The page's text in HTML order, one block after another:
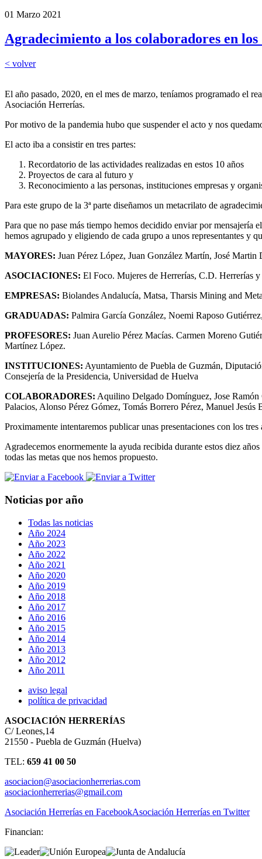
01 Marzo 2021
Agradecimiento a los colaboradores en
< volver
El año pasado, 2020, en el mes de marzo, teníamos programado el
Asociación Herrerías.
Por motivo de la pandemia hubo que suspender el acto y nos
El acto iba a consistir en tres partes:
Recordatorio de las actividades realizadas en estos 10 años
Proyectos de cara al futuro y
Reconocimiento a las personas, instituciones empresas y
Para este grupo de la 3ª parte diseñamos un metacrilato de
Para que no pase más tiempo hemos decidido enviar por mensajería
hemos agrupado y eligiendo de cada grupo a unos representantes y
MAYORES: Juan Pérez López, Juan González Martín, José
ASOCIACIONES: El Foco. Mujeres de Herrerías, C.D. Herrerías
EMPRESAS: Biolandes Andalucía, Matsa, Tharsis Mining and
GRADUADAS: Palmira García González, Noemi Raposo
PROFESORES: Juan Aurelio Pérez Macías. Carmen Moreno
Martínez López.
INSTITUCIONES: Ayuntamiento de Puebla de Guzmán,
Consejería de la Presidencia, Universidad de Huelva
COLABORADORES: Aquilino Delgado Domínguez, Jose
Palacios, Alonso Pérez Gómez, Tomás Borrero Pérez, Manuel Jesús
Proximamente intentaremos publicar unas presentaciones con los
Agradecemos enormemente la ayuda recibida durante estos diez
todas las metas que nos hemos propuesto.
Noticias por año
Todas las noticias
Año 2024
Año 2023
Año 2022
Año 2021
Año 2020
Año 2019
Año 2018
Año 2017
Año 2016
Año 2015
Año 2014
Año 2013
Año 2012
Año 2011
aviso legal
política de privacidad
ASOCIACIÓN HERRERÍAS
C/ Leones,14
21550 - Puebla de Guzmán (Huelva)
TEL: 659 41 00 50
asociacion@asociacionherrerias.com
asociacionherrerias@gmail.com
Asociación Herrerías en FacebookAsociación Herrerías en Twitter
Financian: